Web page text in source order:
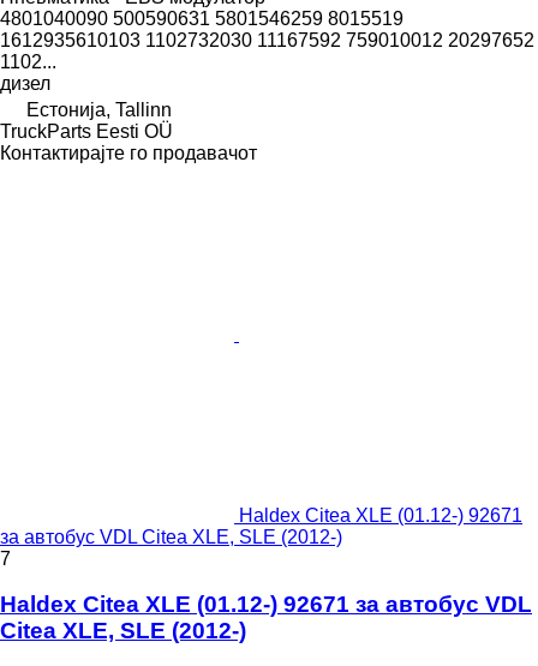
4801040090 500590631 5801546259 8015519
1612935610103 1102732030 11167592 759010012 20297652
1102...
дизел
Естонија, Tallinn
TruckParts Eesti OÜ
Контактирајте го продавачот
Haldex Citea XLE (01.12-) 92671
за автобус VDL Citea XLE, SLE (2012-)
7
Haldex Citea XLE (01.12-) 92671 за автобус VDL
Citea XLE, SLE (2012-)